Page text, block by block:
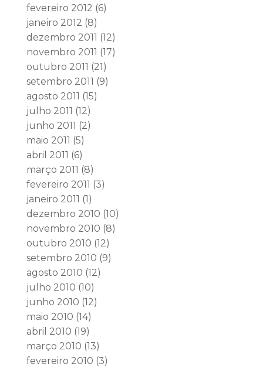
fevereiro 2012 (6)
janeiro 2012 (8)
dezembro 2011 (12)
novembro 2011 (17)
outubro 2011 (21)
setembro 2011 (9)
agosto 2011 (15)
julho 2011 (12)
junho 2011 (2)
maio 2011 (5)
abril 2011 (6)
março 2011 (8)
fevereiro 2011 (3)
janeiro 2011 (1)
dezembro 2010 (10)
novembro 2010 (8)
outubro 2010 (12)
setembro 2010 (9)
agosto 2010 (12)
julho 2010 (10)
junho 2010 (12)
maio 2010 (14)
abril 2010 (19)
março 2010 (13)
fevereiro 2010 (3)